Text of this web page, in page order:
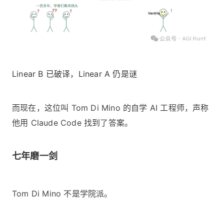
Linear B 已破译，Linear A 仍是谜
而现在，这位叫 Tom Di Mino 的自学 AI 工程师，声称
他用 Claude Code 找到了答案。
七年磨一剑
Tom Di Mino 不是学院派。